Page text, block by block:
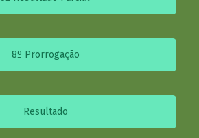
8º Prorrogação
Resultado